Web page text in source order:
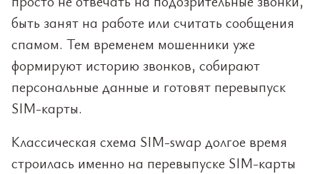
быть занят на работе или считать сообщения
спамом. Тем временем мошенники уже
формируют историю звонков, собирают
персональные данные и готовят перевыпуск
SIM-карты.
Классическая схема SIM-swap долгое время
строилась именно на перевыпуске SIM-карты